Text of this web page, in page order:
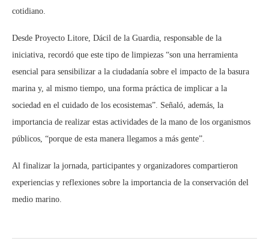
cotidiano.
Desde Proyecto Litore, Dácil de la Guardia, responsable de la
iniciativa, recordó que este tipo de limpiezas “son una herramienta
esencial para sensibilizar a la ciudadanía sobre el impacto de la basura
marina y, al mismo tiempo, una forma práctica de implicar a la
sociedad en el cuidado de los ecosistemas”. Señaló, además, la
importancia de realizar estas actividades de la mano de los organismos
públicos, “porque de esta manera llegamos a más gente”.
Al finalizar la jornada, participantes y organizadores compartieron
experiencias y reflexiones sobre la importancia de la conservación del
medio marino.